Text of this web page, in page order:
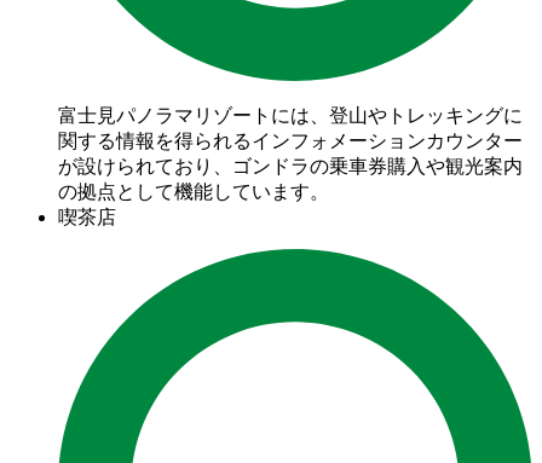
富士見パノラマリゾートには、登山やトレッキングに
関する情報を得られるインフォメーションカウンター
が設けられており、ゴンドラの乗車券購入や観光案内
の拠点として機能しています。
喫茶店